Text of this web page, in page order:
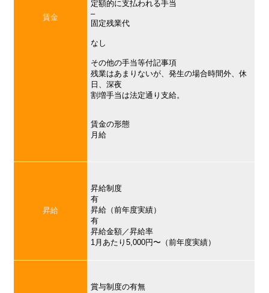
賃金
定額的に支払われる手当
–
固定残業代
なし
その他の手当等付記事項
残業はあまりないが、発生の場合時間外、休
日、深夜
割増手当は法定通り支給。
賃金の形態
月給
昇給
昇給制度
有
昇給（前年度実績）
有
昇給金額／昇給率
1月あたり5,000円〜（前年度実績）
賞与制度の有無